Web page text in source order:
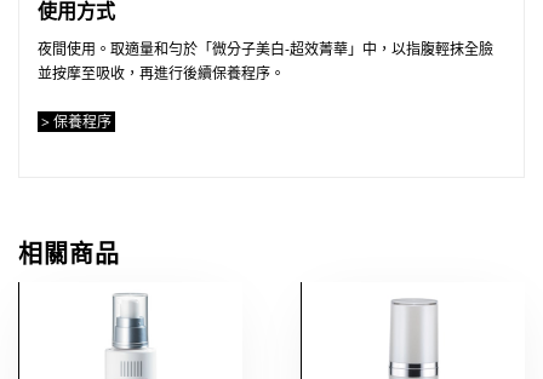
使用方式
夜間使用。取適量和勻於「微分子美白-超效菁華」中，以指腹輕抹全臉
並按摩至吸收，再進行後續保養程序。
> 保養程序
相關商品